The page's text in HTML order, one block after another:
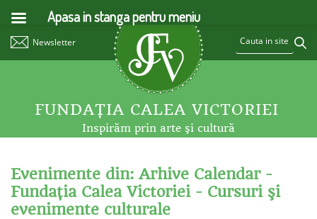
Newsletter
FUNDAŢIA CALEA VICTORIEI
Inspirăm prin arte şi cultură
Evenimente din: Arhive Calendar -
Fundaţia Calea Victoriei - Cursuri şi
evenimente culturale
Apasa in stanga pentru meniu